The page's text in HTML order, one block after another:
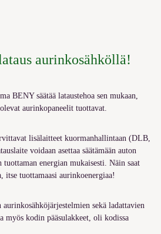
aurinkosähköllä!
BENY säätää lataustehoa sen mukaan,
aurinkopaneelit tuottavat.
lisälaitteet kuormanhallintaan (DLB,
voidaan asettaa säätämään auton
tuottaman energian mukaisesti. Näin saat
itse tuottamaasi aurinkoenergiaa!
sekä ladattavien
myös kodin pääsulakkeet, oli kodissa